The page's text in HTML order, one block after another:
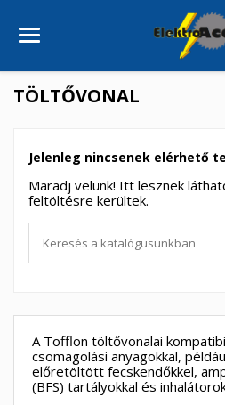
TÖLTŐVONAL
Jelenleg nincsenek elérhető
Maradj velünk! Itt lesznek
feltöltésre kerültek.
A Tofflon töltővonalai
csomagolási anyagokkal,
előretöltött fecskendőkkel,
(BFS) tartályokkal és